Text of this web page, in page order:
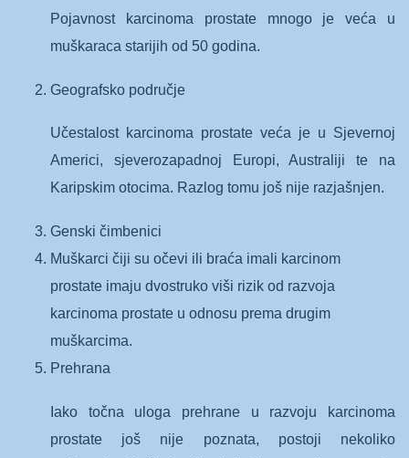
Pojavnost karcinoma prostate mnogo je veća u
muškaraca starijih od 50 godina.
Geografsko područje
Učestalost karcinoma prostate veća je u Sjevernoj
Americi, sjeverozapadnoj Europi, Australiji te na
Karipskim otocima. Razlog tomu još nije razjašnjen.
Genski čimbenici
Muškarci čiji su očevi ili braća imali karcinom
prostate imaju dvostruko viši rizik od razvoja
karcinoma prostate u odnosu prema drugim
muškarcima.
Prehrana
Iako točna uloga prehrane u razvoju karcinoma
prostate još nije poznata, postoji nekoliko